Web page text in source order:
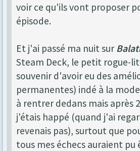
voir ce qu'ils vont proposer
épisode.
Et j'ai passé ma nuit sur
Steam Deck, le petit rogue-
souvenir d'avoir eu des
permanentes) indé à la
à rentrer dedans mais après
j'étais happé (quand j'ai
revenais pas), surtout que
tous mes échecs auraient